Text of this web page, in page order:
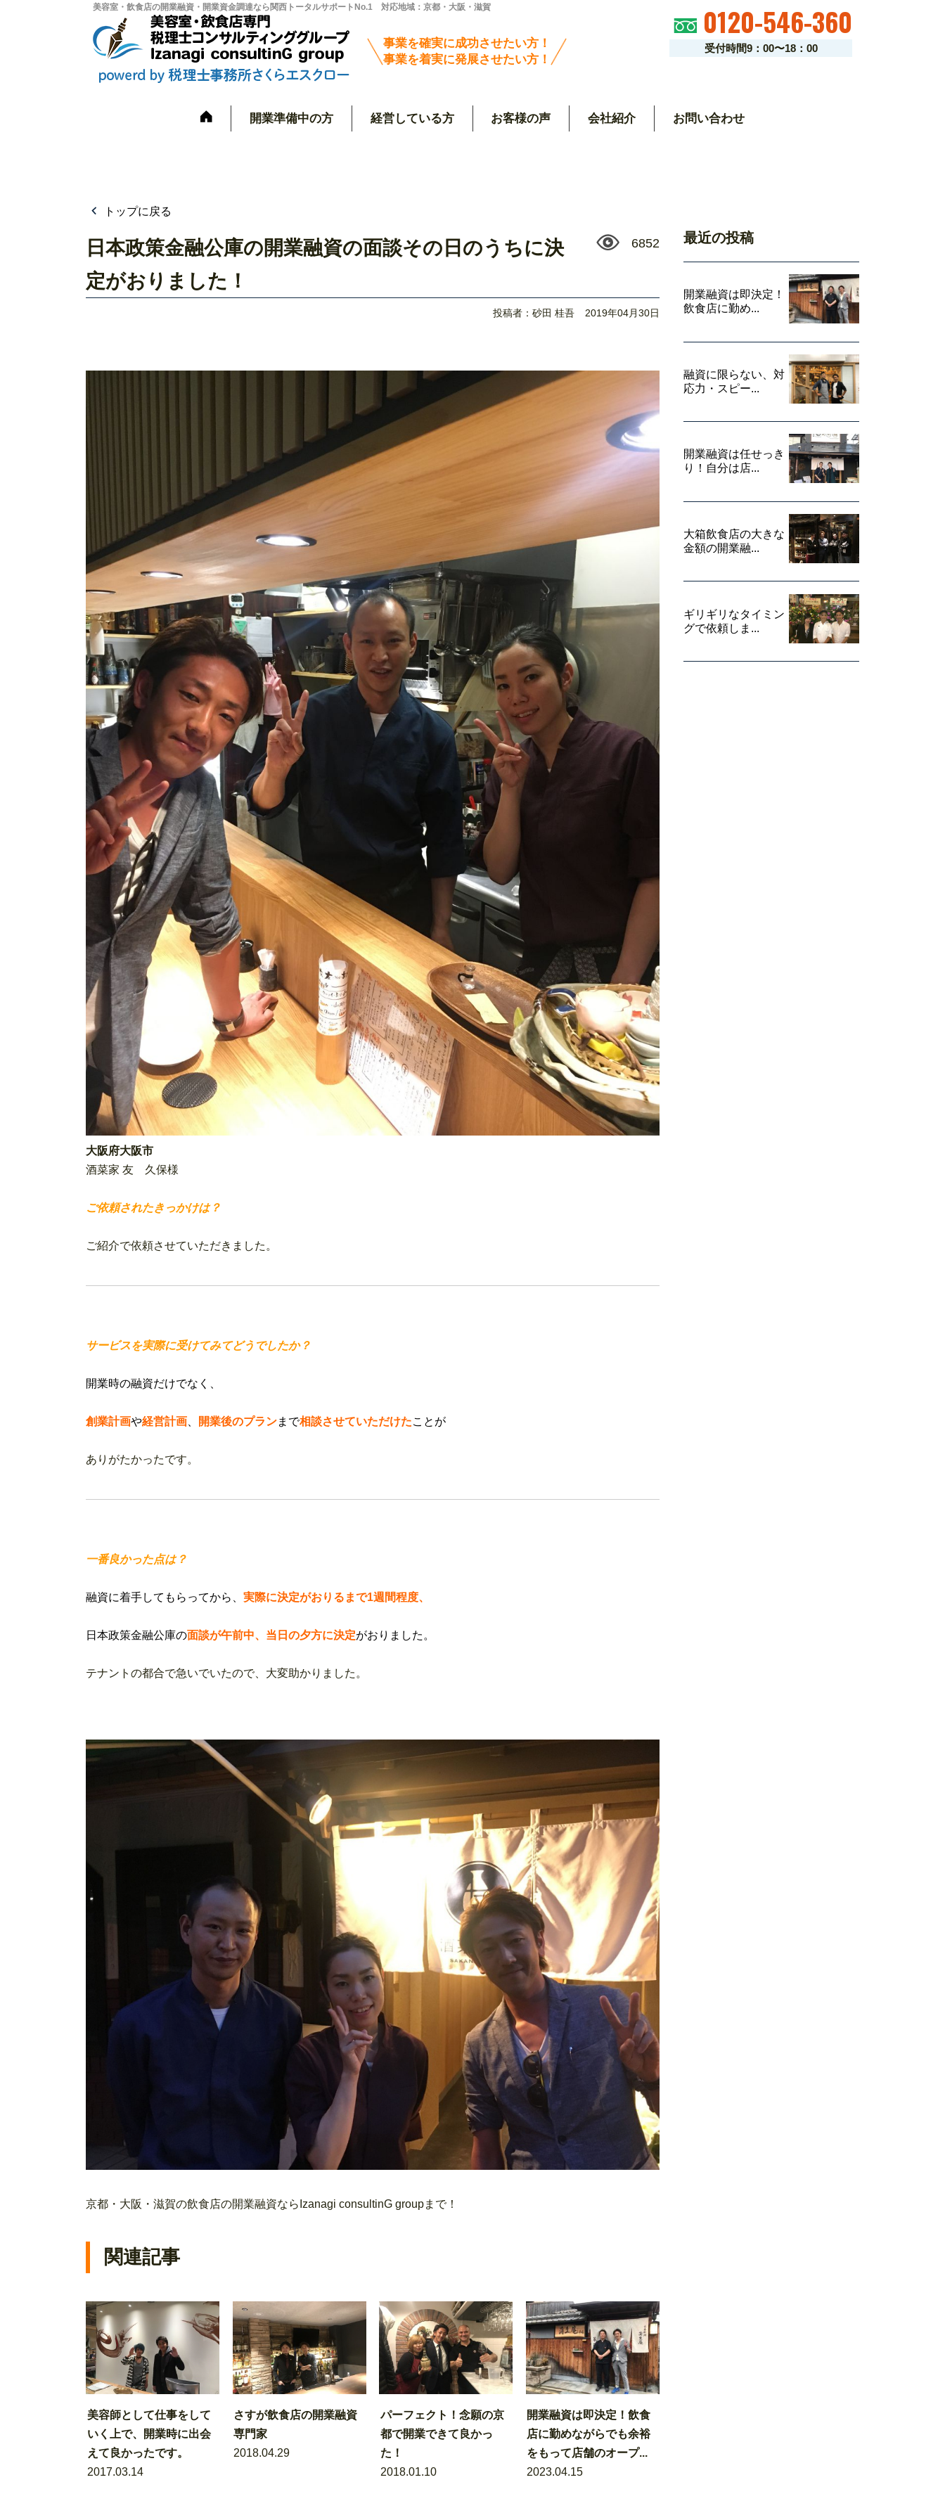
美容室・飲食店の開業融資・開業資金調達なら関西トータルサポートNo.1 対応地域：京都・大阪・滋賀
事業を確実に成功させたい方！
事業を着実に発展させたい方！
0120-546-360
受付時間9：00〜18：00
開業準備中の方 経営している方 お客様の声 会社紹介 お問い合わせ
トップに戻る
日本政策金融公庫の開業融資の面談その日のうちに決
定がおりました！
6852
投稿者：砂田 桂吾 2019年04月30日
大阪府大阪市
酒菜家 友 久保様
ご依頼されたきっかけは？
ご紹介で依頼させていただきました。
サービスを実際に受けてみてどうでしたか？
開業時の融資だけでなく、
創業計画や経営計画 開業後のプランまで相談させていただけたことが
ありがたかったです。
一番良かった点は？
融資に着手してもらってから、 実際に決定がおりるまで1週間程度、
日本政策金融公庫の面談が午前中、当日の夕方に決定がおりました。
テナントの都合で急いでいたので、大変助かりました。
京都・大阪・滋賀の飲食店の開業融資ならIzanagi consultinG groupまで！
関連記事
美容師として仕事をして
いく上で、開業時に出会
えて良かったです。
2017.03.14
さすが飲食店の開業融資
専門家
2018.04.29
パーフェクト！念願の京
都で開業できて良かっ
た！
2018.01.10
開業融資は即決定！飲食
店に勤めながらでも余裕
をもって店舗のオープ...
2023.04.15
最近の投稿
開業融資は即決定！
飲食店に勤め...
融資に限らない、対
応力・スピー...
開業融資は任せっき
り！自分は店...
大箱飲食店の大きな
金額の開業融...
ギリギリなタイミン
グで依頼しま...